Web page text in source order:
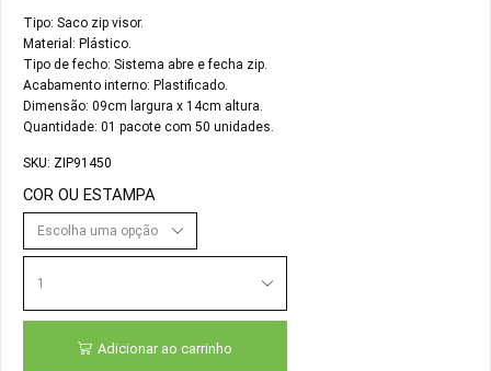
Tipo: Saco zip visor.
Material: Plástico.
Tipo de fecho: Sistema abre e fecha zip.
Acabamento interno: Plastificado.
Dimensão: 09cm largura x 14cm altura.
Quantidade: 01 pacote com 50 unidades.
SKU: ZIP91450
COR OU ESTAMPA
Adicionar ao carrinho